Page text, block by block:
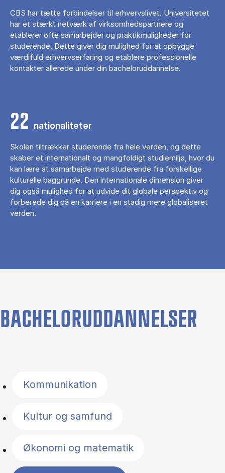
CBS har tætte forbindelser til erhvervslivet. Universitetet
har et stærkt netværk af virksomhedspartnere og
etablerer ofte samarbejder og praktikmuligheder for
studerende. Dette giver dig mulighed for at opbygge
værdifuld erhvervserfaring og etablere professionelle
kontakter allerede under din bacheloruddannelse.
22 nationaliteter
Skolen tiltrækker studerende fra hele verden, og dette
skaber et internationalt og mangfoldigt studiemiljø, hvor du
kan lære at samarbejde med studerende fra forskellige
kulturelle baggrunde. Den internationale dimension giver
dig også mulighed for at udvide dit globale perspektiv og
forberede dig på en karriere i en stadig mere globaliseret
verden.
BACHELORUDDANNELSER
Kommunikation
Kultur og samfund
Økonomi og matematik